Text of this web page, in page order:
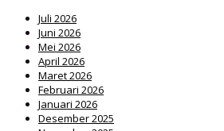
Juli 2026
Juni 2026
Mei 2026
April 2026
Maret 2026
Februari 2026
Januari 2026
Desember 2025